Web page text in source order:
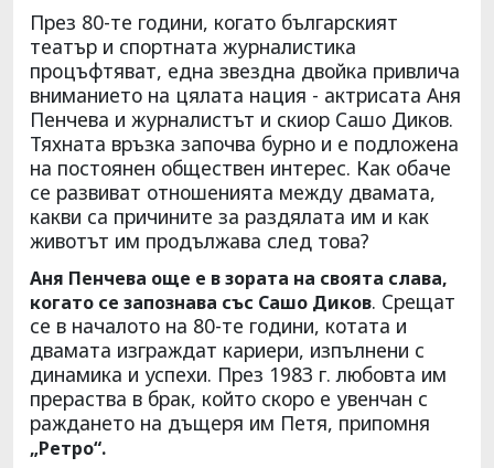
През 80-те години, когато българският
театър и спортната журналистика
процъфтяват, една звездна двойка привлича
вниманието на цялата нация - актрисата Аня
Пенчева и журналистът и скиор Сашо Диков.
Тяхната връзка започва бурно и е подложена
на постоянен обществен интерес. Как обаче
се развиват отношенията между двамата,
какви са причините за раздялата им и как
животът им продължава след това?
Аня Пенчева още е в зората на своята слава,
когато се запознава със Сашо Диков. Срещат
се в началото на 80-те години, котата и
двамата изграждат кариери, изпълнени с
динамика и успехи. През 1983 г. любовта им
прераства в брак, който скоро е увенчан с
раждането на дъщеря им Петя, припомня
„Ретро“.